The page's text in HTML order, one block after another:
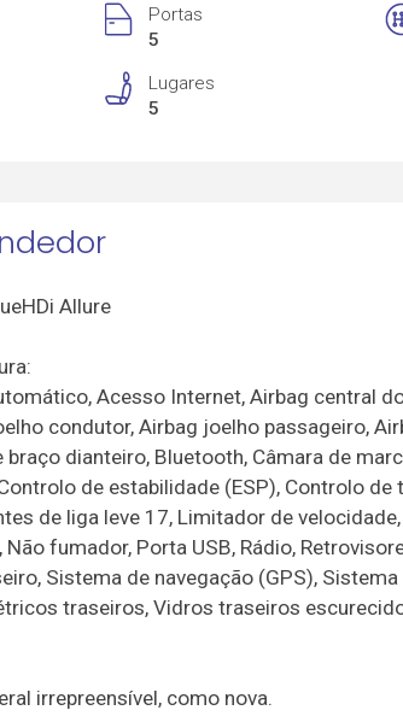
Portas
5
Lugares
5
Allure
Acesso Internet, Airbag central
condutor, Airbag joelho passageiro,
braço dianteiro, Bluetooth, Câmara de
de estabilidade (ESP), Controlo
de liga leve 17, Limitador de
fumador, Porta USB, Rádio,
Sistema de navegação (GPS),
traseiros, Vidros traseiros
irrepreensível, como nova.